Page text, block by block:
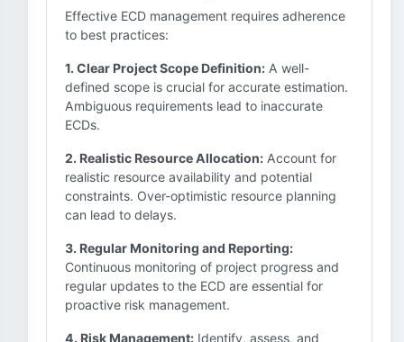
Effective ECD management requires adherence
to best practices:
1. Clear Project Scope Definition: A well-
defined scope is crucial for accurate estimation.
Ambiguous requirements lead to inaccurate
ECDs.
2. Realistic Resource Allocation: Account for
realistic resource availability and potential
constraints. Over-optimistic resource planning
can lead to delays.
3. Regular Monitoring and Reporting:
Continuous monitoring of project progress and
regular updates to the ECD are essential for
proactive risk management.
4. Risk Management: Identify, assess, and